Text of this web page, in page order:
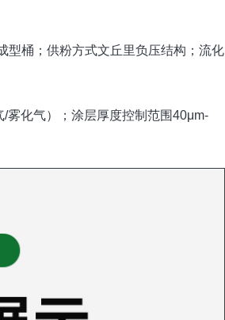
型桶；供粉方式文丘里负压结构；流化
雾化气）；涂层厚度控制范围40μm-